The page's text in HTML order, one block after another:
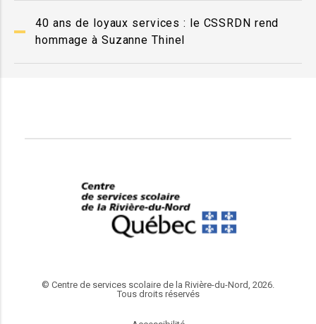
40 ans de loyaux services : le CSSRDN rend
hommage à Suzanne Thinel
© Centre de services scolaire de la Rivière-du-Nord, 2026.
Tous droits réservés